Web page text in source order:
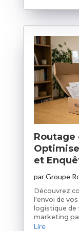
Routage
et
parGroupe
Découvrez
l'envoi de
logistique
marketing
Lire